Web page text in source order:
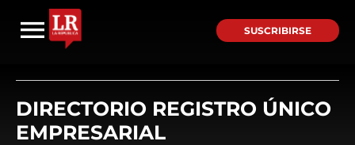
SUSCRIBIRSE
DIRECTORIO REGISTRO ÚNICO
EMPRESARIAL